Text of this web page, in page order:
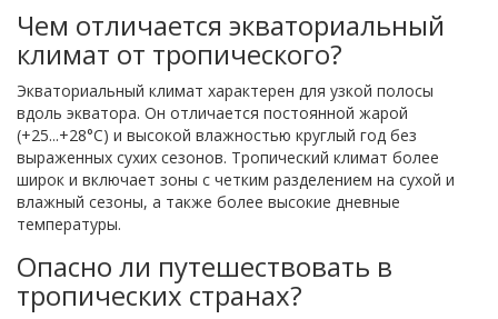
Чем отличается экваториальный
климат от тропического?
Экваториальный климат характерен для узкой полосы
вдоль экватора. Он отличается постоянной жарой
(+25...+28°C) и высокой влажностью круглый год без
выраженных сухих сезонов. Тропический климат более
широк и включает зоны с четким разделением на сухой и
влажный сезоны, а также более высокие дневные
температуры.
Опасно ли путешествовать в
тропических странах?